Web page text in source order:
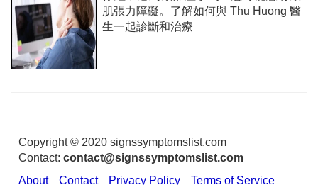
肌張力障礙。了解如何與 Thu Huong 醫
生一起診斷和治療
Copyright © 2020 signssymptomslist.com
Contact: contact@signssymptomslist.com
About
Contact Privacy Policy Terms of Service